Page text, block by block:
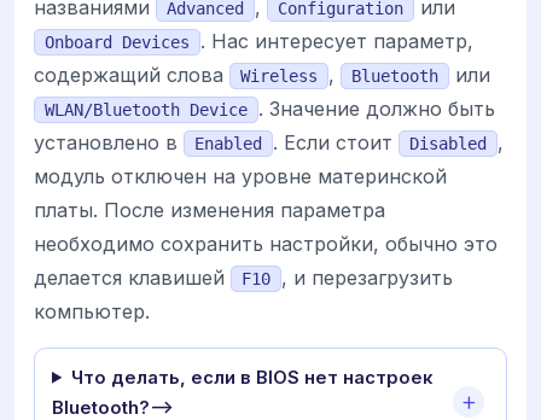
названиями
Advanced , Configuration или
Onboard Devices
. Нас интересует параметр,
содержащий слова
Wireless , Bluetooth или
WLAN/Bluetooth Device
. Значение должно быть
установлено в
Enabled . Если стоит Disabled
,
модуль отключен на уровне материнской
платы. После изменения параметра
необходимо сохранить настройки, обычно это
делается клавишей
F10
, и перезагрузить
компьютер.
Что делать, если в BIOS нет настроек
Bluetooth?-->